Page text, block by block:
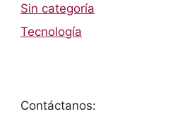
Sin categoría
Tecnología
Contáctanos: